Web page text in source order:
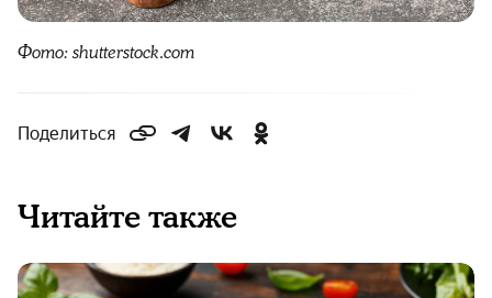
Фото: shutterstock.com
Поделиться
Читайте также